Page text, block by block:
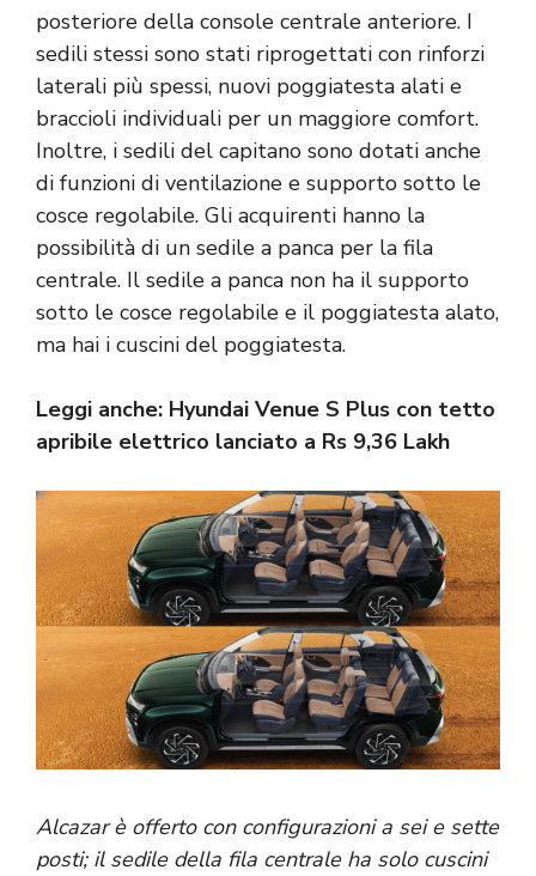
posteriore della console centrale anteriore. I
sedili stessi sono stati riprogettati con rinforzi
laterali più spessi, nuovi poggiatesta alati e
braccioli individuali per un maggiore comfort.
Inoltre, i sedili del capitano sono dotati anche
di funzioni di ventilazione e supporto sotto le
cosce regolabile. Gli acquirenti hanno la
possibilità di un sedile a panca per la fila
centrale. Il sedile a panca non ha il supporto
sotto le cosce regolabile e il poggiatesta alato,
ma hai i cuscini del poggiatesta.
Leggi anche: Hyundai Venue S Plus con tetto
apribile elettrico lanciato a Rs 9,36 Lakh
Alcazar è offerto con configurazioni a sei e sette
posti; il sedile della fila centrale ha solo cuscini